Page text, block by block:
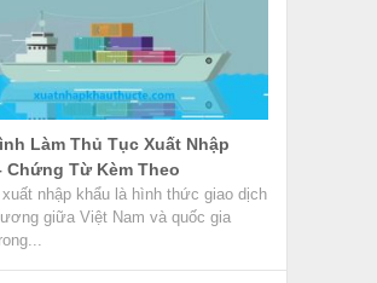
Làm Thủ Tục Xuất Nhập
Chứng Từ Kèm Theo
nhập khẩu là hình thức giao dịch
giữa Việt Nam và quốc gia